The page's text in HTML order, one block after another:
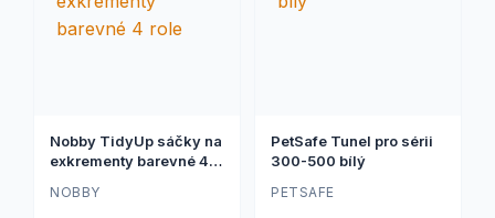
Nobby TidyUp sáčky na
exkrementy barevné 4
NOBBY
PetSafe Tunel pro sérii
300-500 bílý
PETSAFE